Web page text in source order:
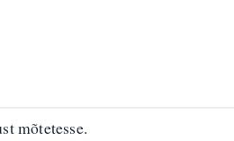
mõtetesse.